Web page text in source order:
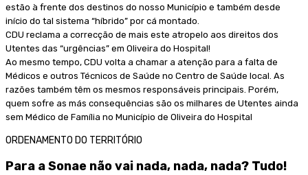
estão à frente dos destinos do nosso Município e também desde
início do tal sistema “híbrido” por cá montado.
CDU reclama a correcção de mais este atropelo aos direitos dos
Utentes das “urgências” em Oliveira do Hospital!
Ao mesmo tempo, CDU volta a chamar a atenção para a falta de
Médicos e outros Técnicos de Saúde no Centro de Saúde local. As
razões também têm os mesmos responsáveis principais. Porém,
quem sofre as más consequências são os milhares de Utentes ainda
sem Médico de Família no Município de Oliveira do Hospital
ORDENAMENTO DO TERRITÓRIO
Para a Sonae não vai nada, nada, nada? Tudo!